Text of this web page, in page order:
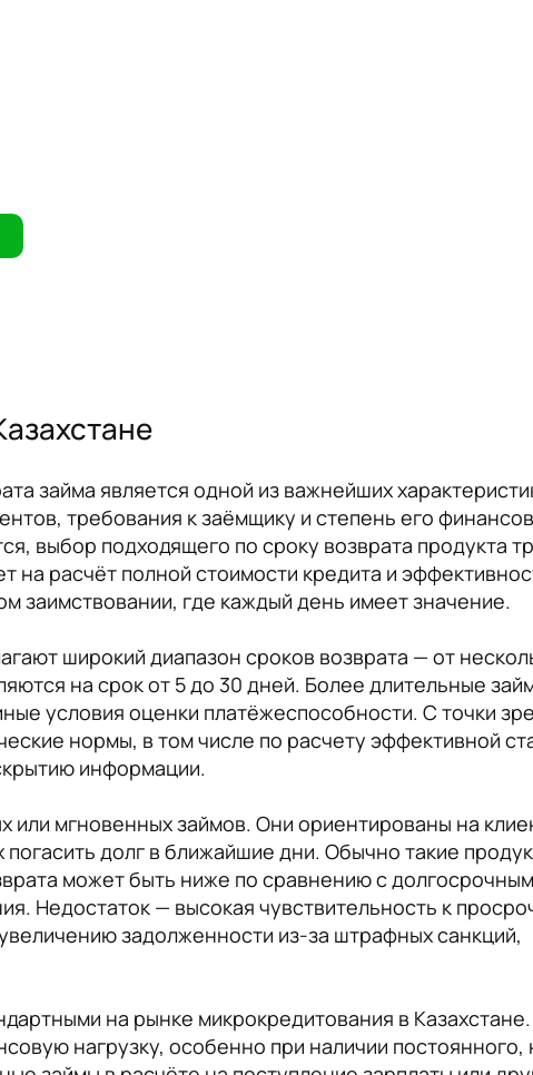
займа является одной из важнейших
требования к заёмщику и степень его
выбор подходящего по сроку возврата продукта
на расчёт полной стоимости кредита и
заимствовании, где каждый день имеет значение.
широкий диапазон сроков возврата — от
на срок от 5 до 30 дней. Более длительные
условия оценки платёжеспособности. С точки
нормы, в том числе по расчету эффективной
информации.
или мгновенных займов. Они ориентированы на
долг в ближайшие дни. Обычно такие
может быть ниже по сравнению с
Недостаток — высокая чувствительность к
задолженности из-за штрафных санкций,
на рынке микрокредитования в
нагрузку, особенно при наличии постоянного,